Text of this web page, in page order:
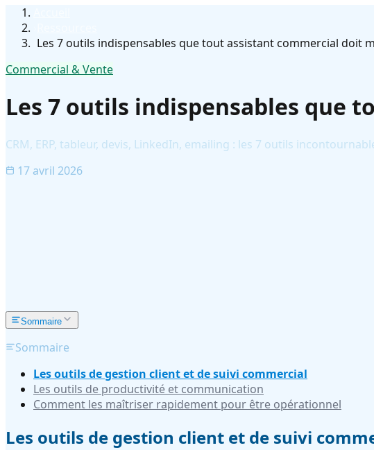
Les 7 outils indispensables que tout assistant commercial doit
Commercial & Vente
Les 7 outils indispensables que
CRM, ERP, tableur, devis, LinkedIn, emailing : les 7 outils
17 avril 2026
Sommaire
Sommaire
Les outils de gestion client et de suivi commercial
Les outils de productivité et communication
Comment les maîtriser rapidement pour être opérationnel
Les outils de gestion client et de suivi